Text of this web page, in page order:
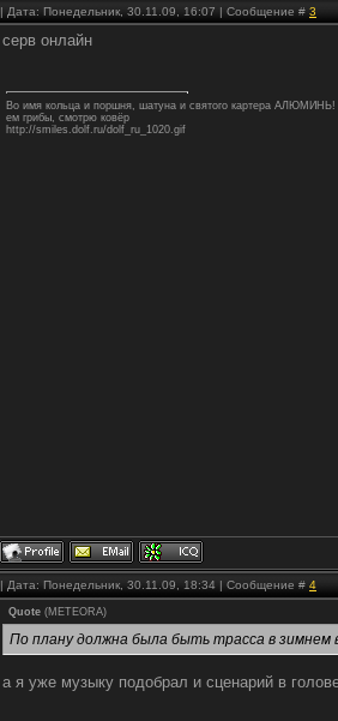
| Дата: Понедельник, 30.11.09, 16:07 | Сообщение # 3
серв онлайн
Во имя кольца и поршня, шатуна и святого картера АЛЮМИНЬ!
ем грибы, смотрю ковёр
http://smiles.dolf.ru/dolf_ru_1020.gif
| Дата: Понедельник, 30.11.09, 18:34 | Сообщение # 4
Quote (METEORA)
По плану должна была быть трасса в зимнем
а я уже музыку подобрал и сценарий в